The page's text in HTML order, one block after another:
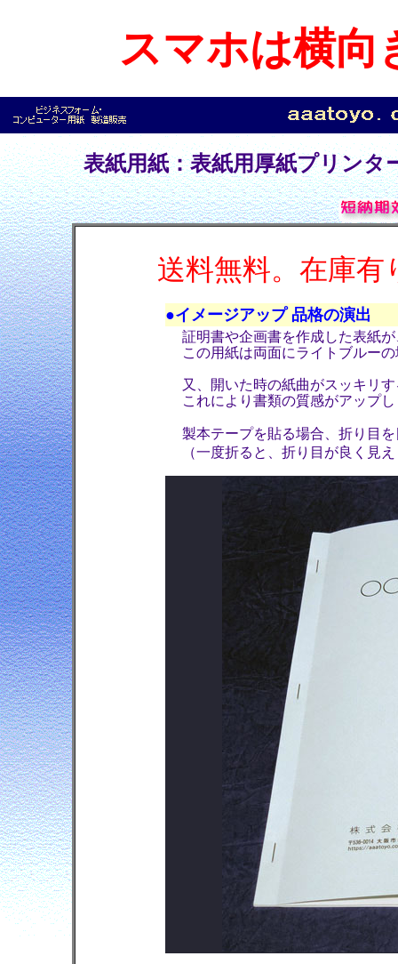
スマホは横向
表紙用紙：表紙用厚紙プリンタ
送料無料。在庫
●イメージアップ 品格の演出
証明書や企画書を作成した表紙
この用紙は両面にライトブルー
又、開いた時の紙曲がスッキリ
これにより書類の質感がアップ
製本テープを貼る場合、折り目
（一度折ると、折り目が良く見